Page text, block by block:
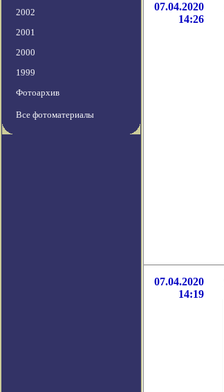
2002
2001
2000
1999
Фотоархив
Все фотоматериалы
07.04.2020
14:26
07.04.2020
14:19